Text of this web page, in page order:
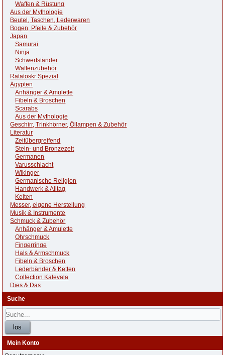
Waffen & Rüstung
Aus der Mythologie
Beutel, Taschen, Lederwaren
Bogen, Pfeile & Zubehör
Japan
Samurai
Ninja
Schwertständer
Waffenzubehör
Ratatoskr Spezial
Ägypten
Anhänger & Amulette
Fibeln & Broschen
Scarabs
Aus der Mythologie
Geschirr, Trinkhörner, Öllampen & Zubehör
Literatur
Zeitübergreifend
Stein- und Bronzezeit
Germanen
Varusschlacht
Wikinger
Germanische Religion
Handwerk & Alltag
Kelten
Messer, eigene Herstellung
Musik & Instrumente
Schmuck & Zubehör
Anhänger & Amulette
Ohrschmuck
Fingerringe
Hals & Armschmuck
Fibeln & Broschen
Lederbänder & Ketten
Collection Kalevala
Dies & Das
Suche
Mein Konto